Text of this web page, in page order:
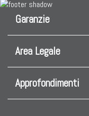
Garanzie
Area Legale
Approfondimenti